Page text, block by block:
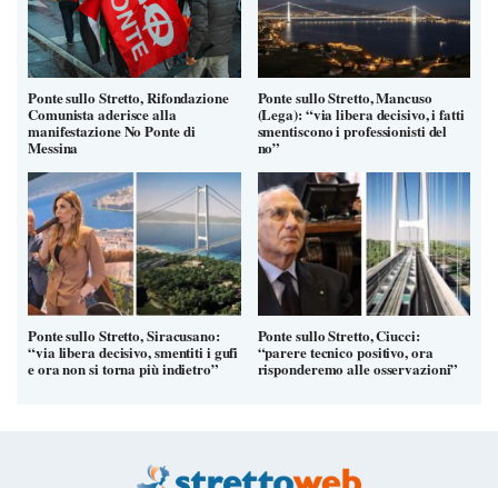
Ponte sullo Stretto, Rifondazione
Comunista aderisce alla
manifestazione No Ponte di
Messina
Ponte sullo Stretto, Mancuso
(Lega): “via libera decisivo, i fatti
smentiscono i professionisti del
no”
Ponte sullo Stretto, Siracusano:
“via libera decisivo, smentiti i gufi
e ora non si torna più indietro”
Ponte sullo Stretto, Ciucci:
“parere tecnico positivo, ora
risponderemo alle osservazioni”